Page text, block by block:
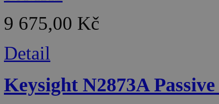
9 675,00 Kč
Detail
Keysight N2873A